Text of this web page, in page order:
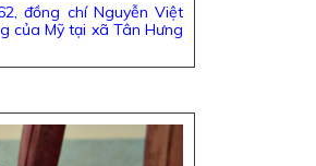
đồng chí Nguyễn Việt
của Mỹ tại xã Tân Hưng